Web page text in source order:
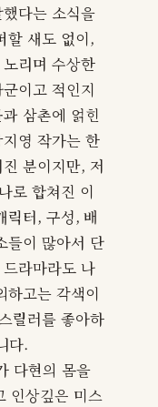
다는 소식을
할 새도 없이,
리며 수상한
이고 적인지
삼촌에 얽힌
영 작가는 한
분이지만, 저
로 합쳐진 이
릭터, 구성, 배
들이 많아서 단
라마라도 나
하고는 각색이
릴러를 좋아하
다.
다현의 몸을
인상깊은 미스